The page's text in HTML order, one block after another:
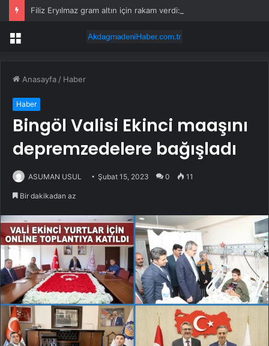
Menü
Anasayfa / Haber
Haber
Bingöl Valisi Ekinci maaşını
depremzedelere bağışladı
ASUMAN USUL Şubat 15, 2023 0 11
Bir dakikadan az